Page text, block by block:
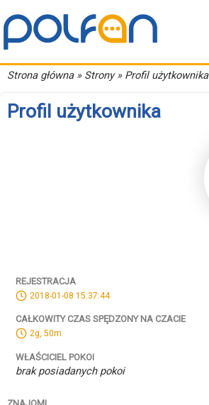
Strona główna» Strony » Profil użytkownika
Profil użytkownika
REJESTRACJA
2018-01-08 15:37:44
CAŁKOWITY CZAS SPĘDZONY NA CZACIE
2g, 50m
WŁAŚCICIEL POKOI
brak posiadanych pokoi